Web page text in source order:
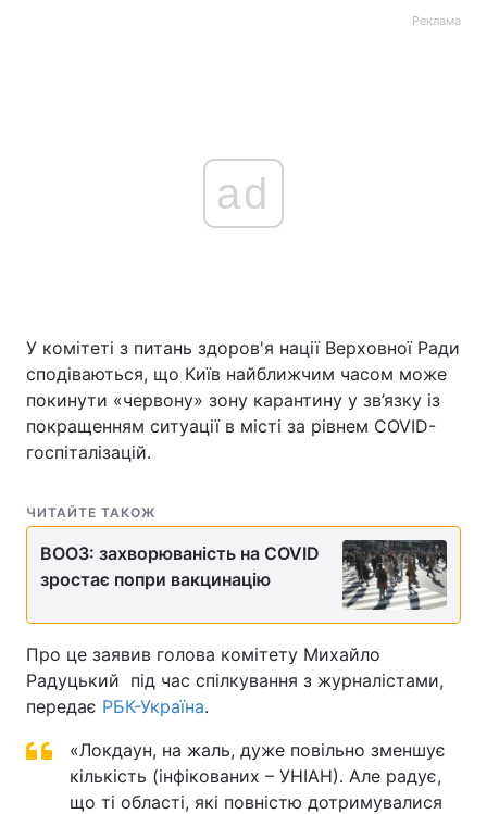
Реклама
ad
У комітеті з питань здоров'я нації Верховної Ради
сподіваються, що Київ найближчим часом може
покинути «червону» зону карантину у зв’язку із
покращенням ситуації в місті за рівнем COVID-
госпіталізацій.
ЧИТАЙТЕ ТАКОЖ
ВООЗ: захворюваність на COVID
зростає попри вакцинацію
Про це заявив голова комітету Михайло
Радуцький під час спілкування з журналістами,
передає РБК-Україна.
«Локдаун, на жаль, дуже повільно зменшує
кількість (інфікованих – УНІАН). Але радує,
що ті області, які повністю дотримувалися